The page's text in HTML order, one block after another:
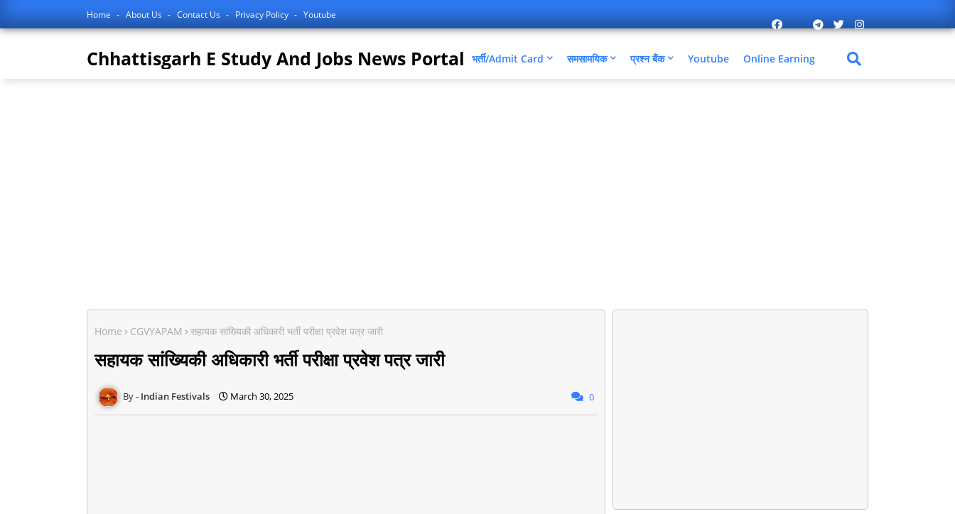
Home About Us Contact Us Privacy Policy Youtube
Chhattisgarh E Study And Jobs News Portal भर्ती/Admit Card समसामयिक प्रश्न बैंक Youtube Online Earning
Home CGVYAPAM सहायक सांख्यिकी अधिकारी भर्ती परीक्षा प्रवेश पत्र जारी
सहायक सांख्यिकी अधिकारी भर्ती परीक्षा प्रवेश पत्र जारी
Indian Festivals March 30, 2025 0